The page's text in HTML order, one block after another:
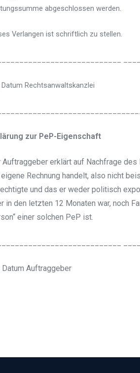
abgeschlossen werden.
Verlangen ist schriftlich zu stellen.
Datum Rechtsanwaltskanzlei
zur PeP-Eigenschaft
Auftraggeber erklärt auf Nachfrage
Rechnung handelt, also nicht
und das er weder politisch
in den letzten 12 Monaten war, noch
einer solchen PeP ist.
Datum Auftraggeber